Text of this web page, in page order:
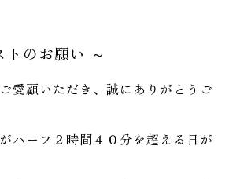
トのお願い ～
愛顧いただき、誠にありがとうご
ハーフ２時間４０分を超える日が